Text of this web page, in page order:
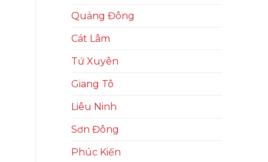
Quảng Đông
Cát Lâm
Tứ Xuyên
Giang Tô
Liêu Ninh
Sơn Đông
Phúc Kiến